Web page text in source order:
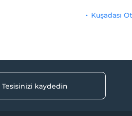
Kuşadası
Tesisinizi kaydedin